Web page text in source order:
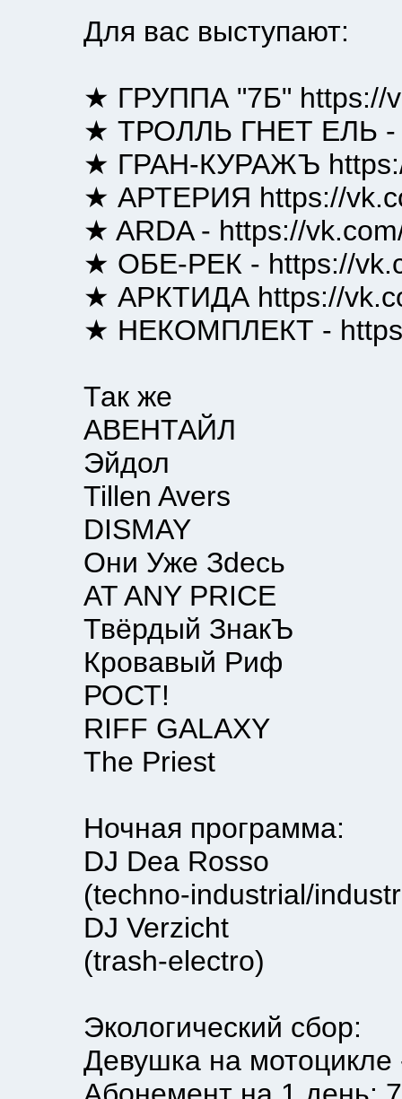
Для вас выступают:
★ ГРУППА "7Б" https://
★ ТРОЛЛЬ ГНЕТ ЕЛЬ -
★ ГРАН-КУРАЖЪ https://
★ АРТЕРИЯ https://
★ ARDA - https://vk.com/
★ ОБЕ-РЕК - https://
★ АРКТИДА https://
★ НЕКОМПЛЕКТ - https://
Так же
АВЕНТАЙЛ
Эйдол
Tillen Avers
DISMAY
Они Уже Зdесь
AT ANY PRICE
Твёрдый ЗнакЪ
Кровавый Риф
РОСТ!
RIFF GALAXY
The Priest
Ночная программа:
DJ Dea Rosso
(techno-industrial/
DJ Verzicht
(trash-electro)
Экологический сбор:
Девушка на мотоцикле -